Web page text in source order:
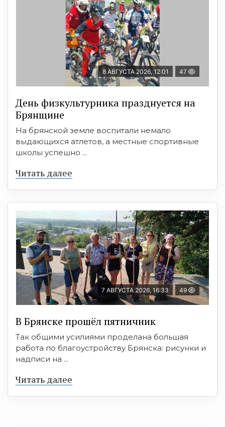
8 АВГУСТА 2026, 12:01 47
День физкультурника празднуется на
Брянщине
На брянской земле воспитали немало
выдающихся атлетов, а местные спортивные
школы успешно ...
Читать далее
7 АВГУСТА 2026, 16:33 49
В Брянске прошёл пятничник
Так общими усилиями проделана большая
работа по благоустройству Брянска: рисунки и
надписи на ...
Читать далее